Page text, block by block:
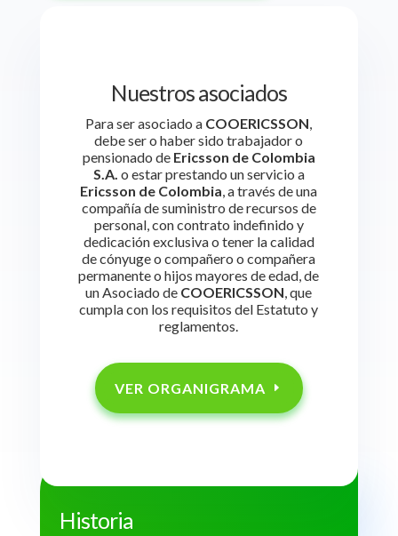
Nuestros asociados
Para ser asociado a COOERICSSON,
debe ser o haber sido trabajador o
pensionado de Ericsson de Colombia
S.A. o estar prestando un servicio a
Ericsson de Colombia, a través de una
compañía de suministro de recursos de
personal, con contrato indefinido y
dedicación exclusiva o tener la calidad
de cónyuge o compañero o compañera
permanente o hijos mayores de edad, de
un Asociado de COOERICSSON, que
cumpla con los requisitos del Estatuto y
reglamentos.
VER ORGANIGRAMA
Historia